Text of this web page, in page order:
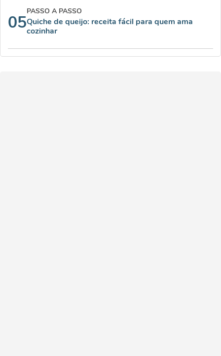
05
PASSO A PASSO
Quiche de queijo: receita fácil para quem ama
cozinhar